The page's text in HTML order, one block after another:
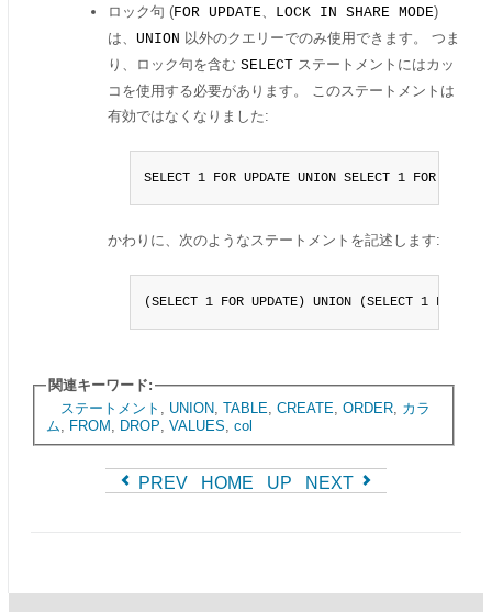
ロック句 (FOR UPDATE、 LOCK IN SHARE MODE)
は、 UNION 以外のクエリーでのみ使用できます。 つま
り、ロック句を含む SELECT ステートメントにはカッ
コを使用する必要があります。 このステートメントは
有効ではなくなりました:
SELECT 1 FOR UPDATE UNION SELECT 1 FOR
かわりに、次のようなステートメントを記述します:
(SELECT 1 FOR UPDATE) UNION (SELECT 1 FOR
関連キーワード:
ステートメント
UNION, TABLE CREATE ORDER, カラ
ム
FROM DROP VALUES col
PREV HOME UP NEXT